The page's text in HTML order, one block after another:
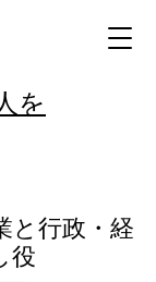
を
と行政・経
役